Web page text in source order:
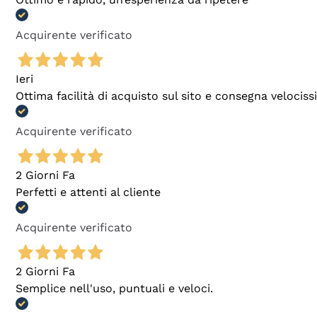
Acquirente verificato
Ieri
Ottima facilità di acquisto sul sito e consegna
Acquirente verificato
2 Giorni Fa
Perfetti e attenti al cliente
Acquirente verificato
2 Giorni Fa
Semplice nell'uso, puntuali e veloci.